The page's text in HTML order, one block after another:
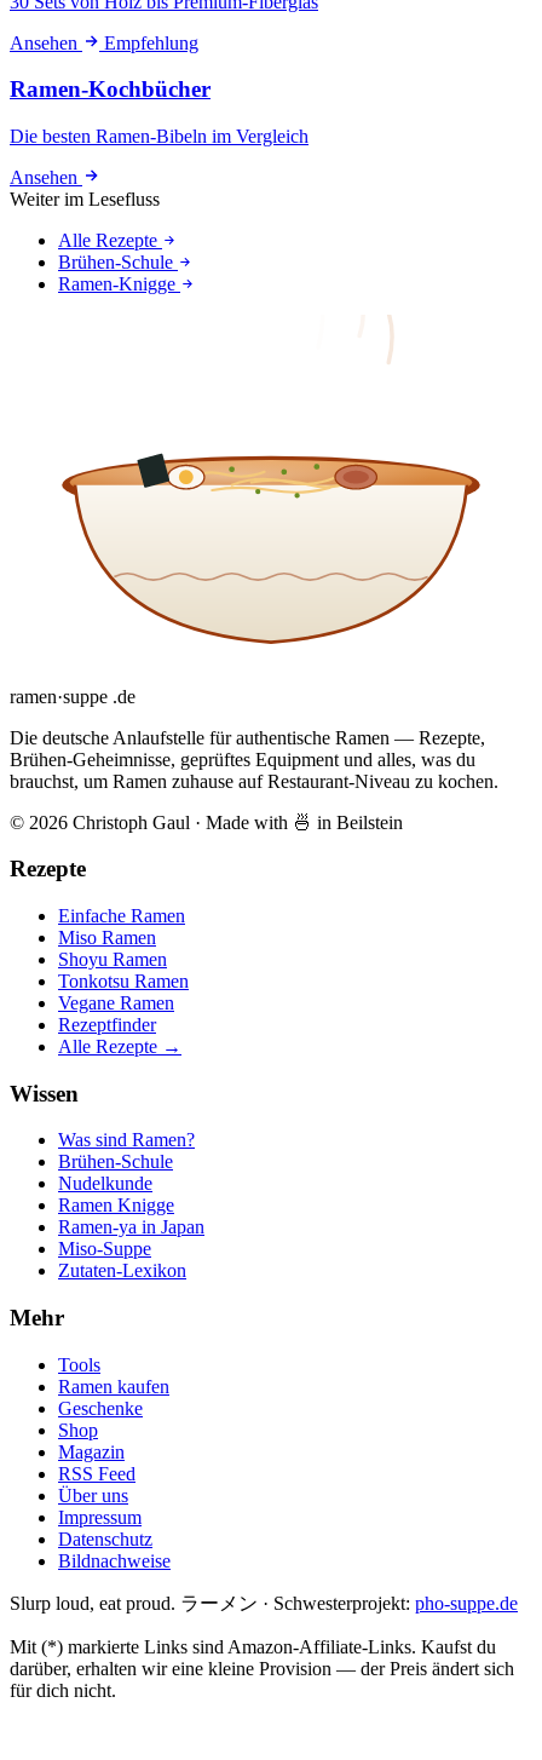
Ansehen
Empfehlung
Ramen-Kochbücher
Die besten Ramen-Bibeln im Vergleich
Ansehen
Weiter im Lesefluss
Alle Rezepte
Brühen-Schule
Ramen-Knigge
ramen·suppe .de
Die deutsche Anlaufstelle für authentische Ramen — Rezepte,
Brühen-Geheimnisse, geprüftes Equipment und alles, was du
brauchst, um Ramen zuhause auf Restaurant-Niveau zu kochen.
© 2026 Christoph Gaul · Made with 🍜 in Beilstein
Rezepte
Einfache Ramen
Miso Ramen
Shoyu Ramen
Tonkotsu Ramen
Vegane Ramen
Rezeptfinder
Alle Rezepte →
Wissen
Was sind Ramen?
Brühen-Schule
Nudelkunde
Ramen Knigge
Ramen-ya in Japan
Miso-Suppe
Zutaten-Lexikon
Mehr
Tools
Ramen kaufen
Geschenke
Shop
Magazin
RSS Feed
Über uns
Impressum
Datenschutz
Bildnachweise
Slurp loud, eat proud. ラーメン · Schwesterprojekt: pho-suppe.de
Mit (*) markierte Links sind Amazon-Affiliate-Links. Kaufst du
darüber, erhalten wir eine kleine Provision — der Preis ändert sich
für dich nicht.